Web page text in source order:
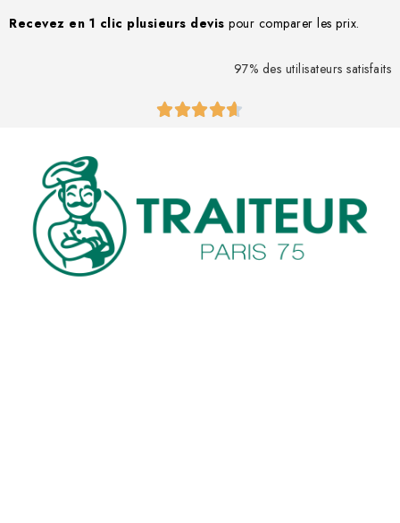
Recevez en 1 clic plusieurs devis pour comparer les prix.
97% des utilisateurs satisfaits
